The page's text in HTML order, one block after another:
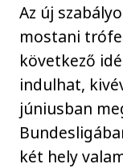
Az új
mostani
következő
indulhat,
júniusban
két hely